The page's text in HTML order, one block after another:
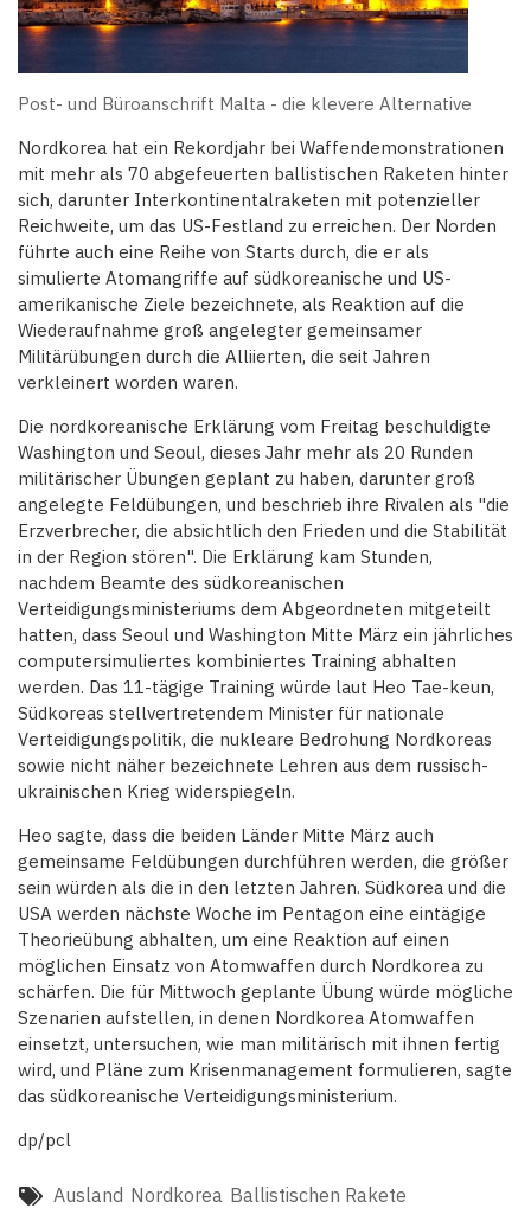
Post- und Büroanschrift Malta - die klevere Alternative
Nordkorea hat ein Rekordjahr bei Waffendemonstrationen
mit mehr als 70 abgefeuerten ballistischen Raketen hinter
sich, darunter Interkontinentalraketen mit potenzieller
Reichweite, um das US-Festland zu erreichen. Der Norden
führte auch eine Reihe von Starts durch, die er als
simulierte Atomangriffe auf südkoreanische und US-
amerikanische Ziele bezeichnete, als Reaktion auf die
Wiederaufnahme groß angelegter gemeinsamer
Militärübungen durch die Alliierten, die seit Jahren
verkleinert worden waren.
Die nordkoreanische Erklärung vom Freitag beschuldigte
Washington und Seoul, dieses Jahr mehr als 20 Runden
militärischer Übungen geplant zu haben, darunter groß
angelegte Feldübungen, und beschrieb ihre Rivalen als "die
Erzverbrecher, die absichtlich den Frieden und die Stabilität
in der Region stören". Die Erklärung kam Stunden,
nachdem Beamte des südkoreanischen
Verteidigungsministeriums dem Abgeordneten mitgeteilt
hatten, dass Seoul und Washington Mitte März ein jährliches
computersimuliertes kombiniertes Training abhalten
werden. Das 11-tägige Training würde laut Heo Tae-keun,
Südkoreas stellvertretendem Minister für nationale
Verteidigungspolitik, die nukleare Bedrohung Nordkoreas
sowie nicht näher bezeichnete Lehren aus dem russisch-
ukrainischen Krieg widerspiegeln.
Heo sagte, dass die beiden Länder Mitte März auch
gemeinsame Feldübungen durchführen werden, die größer
sein würden als die in den letzten Jahren. Südkorea und die
USA werden nächste Woche im Pentagon eine eintägige
Theorieübung abhalten, um eine Reaktion auf einen
möglichen Einsatz von Atomwaffen durch Nordkorea zu
schärfen. Die für Mittwoch geplante Übung würde mögliche
Szenarien aufstellen, in denen Nordkorea Atomwaffen
einsetzt, untersuchen, wie man militärisch mit ihnen fertig
wird, und Pläne zum Krisenmanagement formulieren, sagte
das südkoreanische Verteidigungsministerium.
dp/pcl
Ausland Nordkorea Ballistischen Rakete